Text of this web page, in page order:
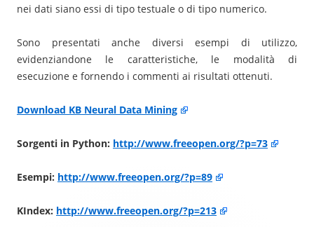
nei dati siano essi di tipo testuale o di tipo numerico.
Sono presentati anche diversi esempi di utilizzo,
evidenziandone le caratteristiche, le modalità di
esecuzione e fornendo i commenti ai risultati ottenuti.
Download KB Neural Data Mining
Sorgenti in Python: http://www.freeopen.org/?p=73
Esempi: http://www.freeopen.org/?p=89
KIndex: http://www.freeopen.org/?p=213